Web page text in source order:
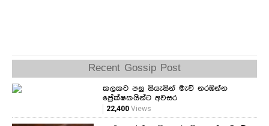
Recent Gossip Post
කලකට පසු සියැසින් මැච් නරඹන්න
ප්‍රේක්ෂකයින්ට අවසර
22,400Views